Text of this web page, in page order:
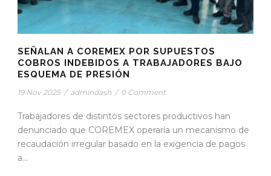
SEÑALAN A COREMEX POR SUPUESTOS
COBROS INDEBIDOS A TRABAJADORES BAJO
ESQUEMA DE PRESIÓN
19 Nov 2025 / admindash / 0 Comment
Trabajadores de distintos sectores productivos han
denunciado que COREMEX operaría un mecanismo de
recaudación irregular basado en la exigencia de pagos
a...